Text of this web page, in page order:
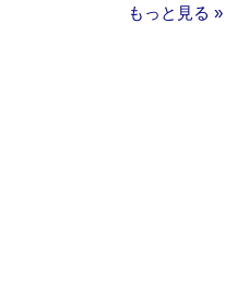
もっと見る »